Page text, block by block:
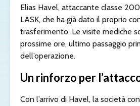
Elias Havel, attaccante classe
LASK, che ha già dato il proprio
trasferimento. Le visite mediche
prossime ore, ultimo passaggio
dell’operazione.
Un rinforzo per
Con l’arrivo di Havel, la società